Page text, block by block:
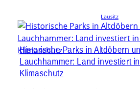
Lausitz
Historische Parks in Altdöbern
Lauchhammer: Land investiert
Klimaschutz